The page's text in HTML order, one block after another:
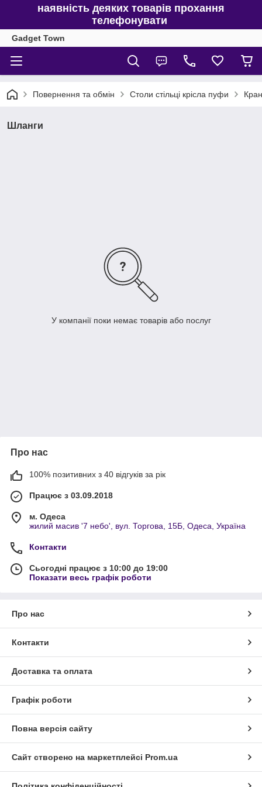
наявність деяких товарів прохання
телефонувати
Gadget Town
Повернення та обмін Столи стільці крісла пуфи
Шланги
У компанії поки немає товарів або послуг
Про нас
100% позитивних з 40 відгуків за рік
Працює з 03.09.2018
м. Одеса
жилий масив '7 небо', вул. Торгова, 15Б, Одеса, Україна
Контакти
Сьогодні працює з 10:00 до 19:00
Показати весь графік роботи
Про нас
Контакти
Доставка та оплата
Графік роботи
Повна версія сайту
Сайт створено на маркетплейсі Prom.ua